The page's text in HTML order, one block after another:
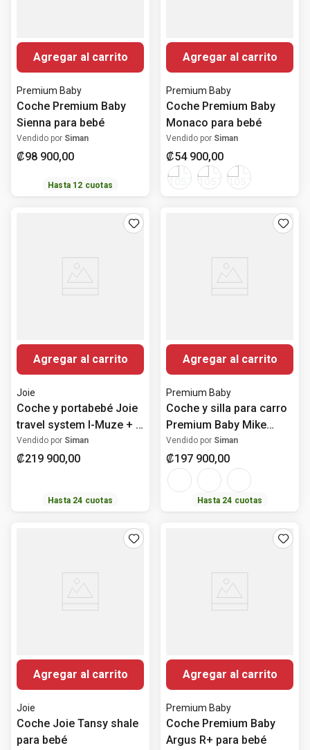
Agregar al carrito
Premium Baby
Coche Premium Baby
Sienna para bebé
Vendido por Siman
₡98 900,00
Hasta 12 cuotas
Agregar al carrito
Premium Baby
Coche Premium Baby
Monaco para bebé
Vendido por Siman
₡54 900,00
Agregar al carrito
Joie
Coche y portabebé Joie
travel system I-Muze + I-
Juva para bebé
Vendido por Siman
₡219 900,00
Hasta 24 cuotas
Agregar al carrito
Premium Baby
Coche y silla para carro
Premium Baby Mike
Travel System 3 en 1
para bebé
Vendido por Siman
₡197 900,00
Hasta 24 cuotas
Agregar al carrito
Joie
Coche Joie Tansy shale
para bebé
Agregar al carrito
Premium Baby
Coche Premium Baby
Argus R+ para bebé